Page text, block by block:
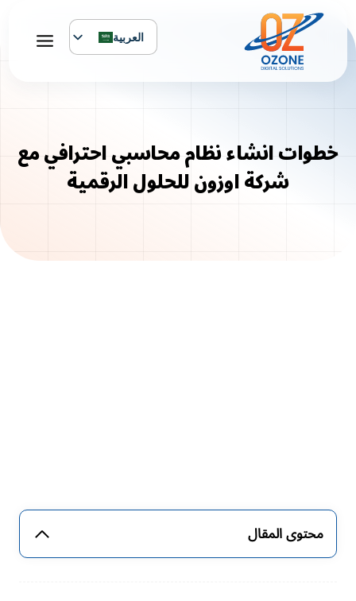
إلى
المحتوى
العربية
خطوات انشاء نظام محاسبي احترافي مع
شركة اوزون للحلول الرقمية
محتوى المقال